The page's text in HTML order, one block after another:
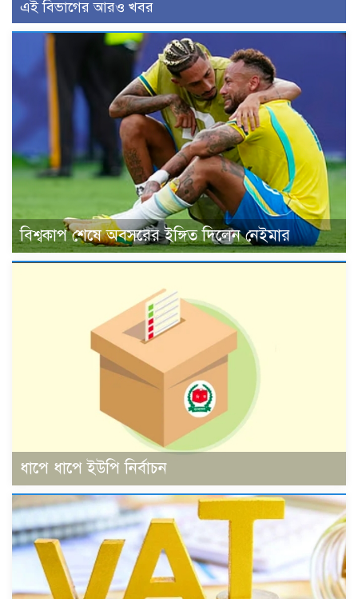
এই বিভাগের আরও খবর
বিশ্বকাপ শেষে অবসরের ইঙ্গিত দিলেন নেইমার
ধাপে ধাপে ইউপি নির্বাচন